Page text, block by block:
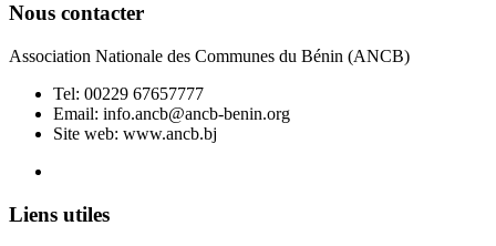
Nous contacter
Association Nationale des Communes du Bénin (ANCB)
Tel: 00229 67657777
Email: info.ancb@ancb-benin.org
Site web: www.ancb.bj
Liens utiles